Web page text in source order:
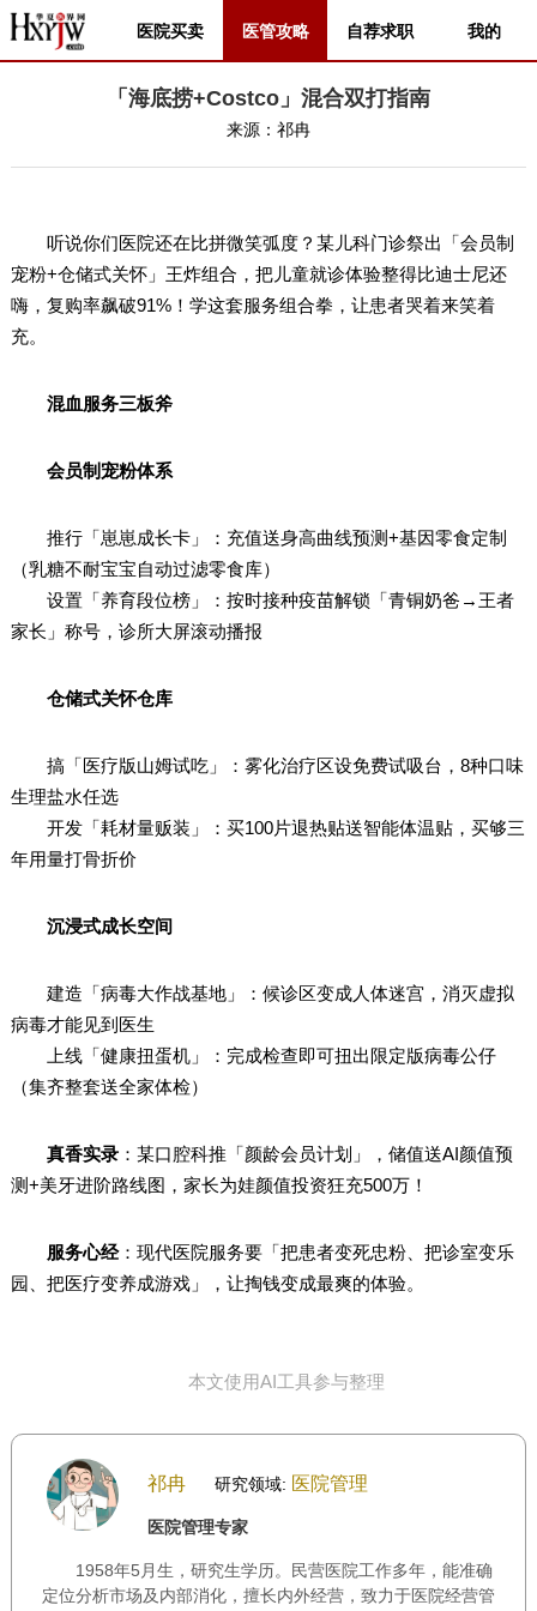
医院买卖 医管攻略 自荐求职 我的
「海底捞+Costco」混合双打指南
来源： 祁冉
听说你们医院还在比拼微笑弧度？某儿科门诊祭出「会员制
宠粉+仓储式关怀」王炸组合，把儿童就诊体验整得比迪士尼还
嗨，复购率飙破91%！学这套服务组合拳，让患者哭着来笑着
充。
混血服务三板斧
会员制宠粉体系
推行「崽崽成长卡」：充值送身高曲线预测+基因零食定制
（乳糖不耐宝宝自动过滤零食库）
设置「养育段位榜」：按时接种疫苗解锁「青铜奶爸→王者
家长」称号，诊所大屏滚动播报
仓储式关怀仓库
搞「医疗版山姆试吃」：雾化治疗区设免费试吸台，8种口味
生理盐水任选
开发「耗材量贩装」：买100片退热贴送智能体温贴，买够三
年用量打骨折价
沉浸式成长空间
建造「病毒大作战基地」：候诊区变成人体迷宫，消灭虚拟
病毒才能见到医生
上线「健康扭蛋机」：完成检查即可扭出限定版病毒公仔
（集齐整套送全家体检）
真香实录：某口腔科推「颜龄会员计划」，储值送AI颜值预
测+美牙进阶路线图，家长为娃颜值投资狂充500万！
服务心经：现代医院服务要「把患者变死忠粉、把诊室变乐
园、把医疗变养成游戏」，让掏钱变成最爽的体验。
本文使用AI工具参与整理
祁冉 研究领域: 医院管理
医院管理专家
1958年5月生，研究生学历。民营医院工作多年，能准确
定位分析市场及内部消化，擅长内外经营，致力于医院经营管